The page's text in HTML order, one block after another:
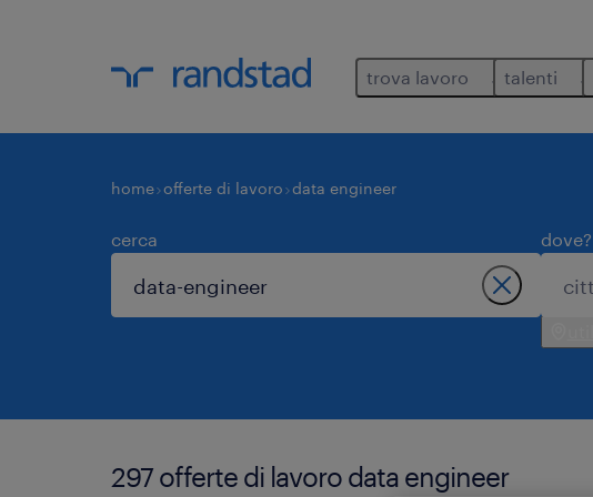
trova lavoro talenti
home offerte di lavoro data engineer
cerca dove?
297 offerte di lavoro data engineer